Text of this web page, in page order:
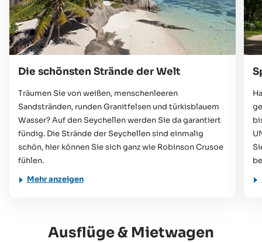
Die schönsten Strände der Welt
Träumen Sie von weißen, menschenleeren
Sandstränden, runden Granitfelsen und türkisblauem
Wasser? Auf den Seychellen werden Sie da garantiert
fündig. Die Strände der Seychellen sind einmalig
schön, hier können Sie sich ganz wie Robinson Crusoe
fühlen.
Mehr anzeigen
Ausflüge & Mietwagen